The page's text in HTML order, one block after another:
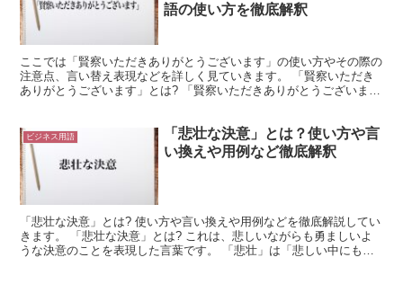
語の使い方を徹底解釈
ここでは「賢察いただきありがとうございます」の使い方やその際の
注意点、言い替え表現などを詳しく見ていきます。 「賢察いただき
ありがとうございます」とは? 「賢察いただきありがとうございま
ビジネス用語
「悲壮な決意」とは？使い方や言
い換えや用例など徹底解釈
「悲壮な決意」とは? 使い方や言い換えや用例などを徹底解説してい
きます。 「悲壮な決意」とは? これは、悲しいながらも勇ましいよ
うな決意のことを表現した言葉です。 「悲壮」は「悲しい中にも勇